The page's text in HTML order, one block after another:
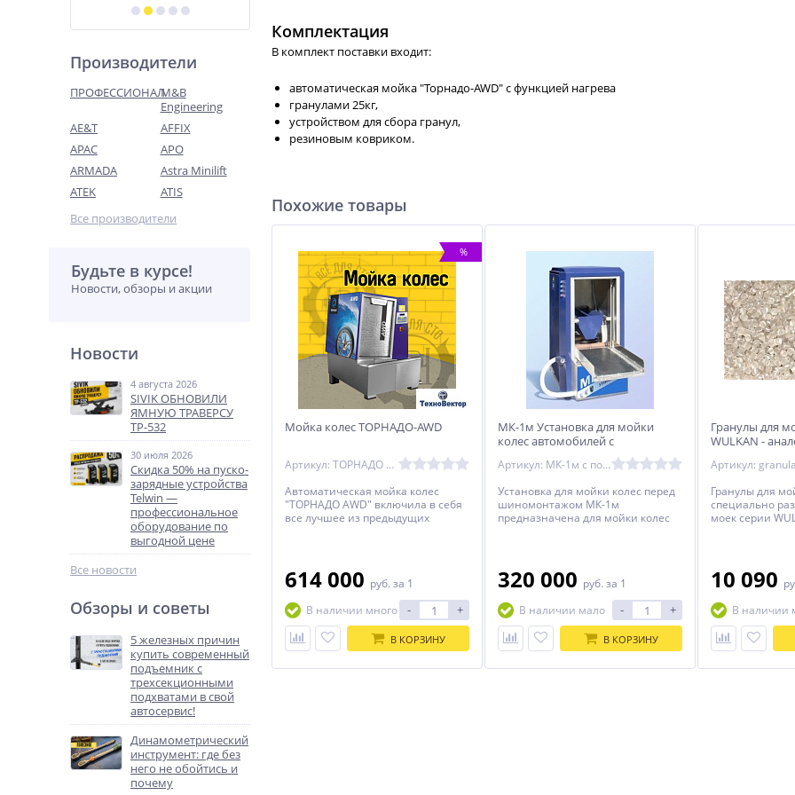
Производители
ПРОФЕССИОНАЛM&B
Engineering
AE&T
AFFIX
APAC
APO
ARMADA
Astra Minilift
ATEK
ATIS
Все производители
Будьте в курсе!
Новости, обзоры и акции
Новости
4 августа 2026
SIVIK ОБНОВИЛИ
ЯМНУЮ ТРАВЕРСУ
ТР-532
30 июля 2026
Скидка 50% на пуско-
зарядные устройства
Telwin —
профессиональное
оборудование по
выгодной цене
Все новости
Обзоры и советы
5 железных причин
купить современный
подъемник с
трехсекционными
подхватами в свой
автосервис!
Динамометрический
инструмент: где без
него не обойтись и
почему
Комплектация
В комплект поставки входит:
автоматическая мойка "Торнадо-AWD" с функцией нагрева
гранулами 25кг,
устройством для сбора гранул,
резиновым ковриком.
Похожие товары
%
Мойка колес ТОРНАДО-AWD
Артикул: ТОРНАДО AWD
Автоматическая мойка колес
"ТОРНАДО AWD" включила в себя
все лучшее из предыдущих
значительно улучшить
потребительские качества
614 000 руб. за 1
В наличии много
- +
В КОРЗИНУ
МК-1м Установка для мойки
колес автомобилей с
увеличенной шириной колеса и
подогревом
Артикул: МК-1м с подогревом
Установка для мойки колес перед
шиномонтажом МК-1м
предназначена для мойки колес
операций.
320 000 руб. за 1
В наличии мало
- +
В КОРЗИНУ
Гранулы для
WULKAN -
Артикул:
Гранулы для
специально
моек серии
10 090
В наличии